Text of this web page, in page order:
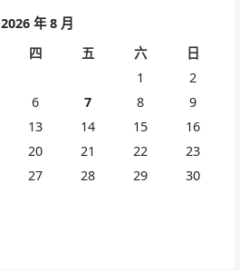
2026 年 8 月
四 五 六
日
1
2
6 7 8
9
13 14 15
16
20 21 22
23
27 28 29
30